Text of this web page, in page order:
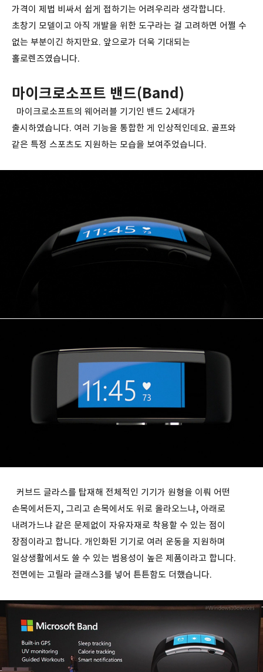
가격이 제법 비싸서 쉽게 접하기는 어려우리라 생각합니다.
초창기 모델이고 아직 개발을 위한 도구라는 걸 고려하면 어쩔 수
없는 부분이긴 하지만요. 앞으로가 더욱 기대되는
홀로렌즈였습니다.
마이크로소프트 밴드(Band)
마이크로소프트의 웨어러블 기기인 밴드 2세대가
출시하였습니다. 여러 기능을 통합한 게 인상적인데요. 골프와
같은 특정 스포츠도 지원하는 모습을 보여주었습니다.
커브드 글라스를 탑재해 전체적인 기기가 원형을 이뤄 어떤
손목에서든지, 그리고 손목에서도 위로 올라오느냐, 아래로
내려가느냐 같은 문제없이 자유자재로 착용할 수 있는 점이
장점이라고 합니다. 개인화된 기기로 여러 운동을 지원하며
일상생활에서도 쓸 수 있는 범용성이 높은 제품이라고 합니다.
전면에는 고릴라 글래스3를 넣어 튼튼함도 더했습니다.